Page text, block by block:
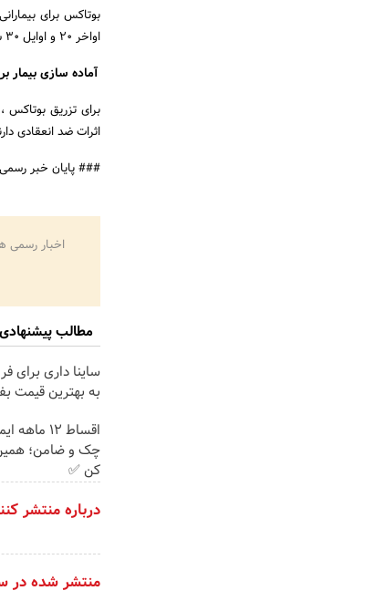
اواخر ۲۰ و اوایل ۳۰ سالگی در سن خوبی برای درمان پیشگیرانه بوتاکس هستند.
آماده سازی بیمار
برای تزریق
اثرات ضد انعقادی
### پایان خبر رسمی
اخبار رسمی
مطالب پیشنهادی
ساینا داری برای
به بهترین قیمت
اقساط ۱۲
چک و ضامن؛ همین
کن ✅
درباره منتشر
منتشر شده در